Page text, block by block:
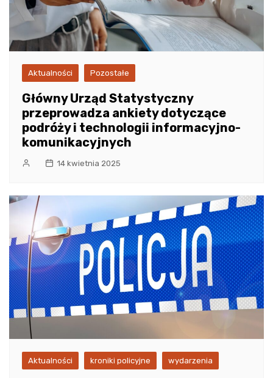
Aktualności Pozostałe
Główny Urząd Statystyczny
przeprowadza ankiety dotyczące
podróży i technologii informacyjno-
komunikacyjnych
14 kwietnia 2025
Aktualności kroniki policyjne wydarzenia